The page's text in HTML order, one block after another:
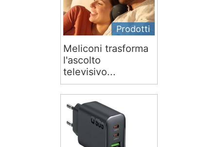
Prodotti
Meliconi trasforma
l'ascolto
televisivo...